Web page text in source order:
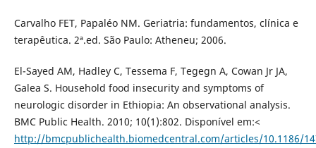
Carvalho FET, Papaléo NM. Geriatria: fundamentos, clínica e
terapêutica. 2ª.ed. São Paulo: Atheneu; 2006.
El-Sayed AM, Hadley C, Tessema F, Tegegn A, Cowan Jr JA,
Galea S. Household food insecurity and symptoms of
neurologic disorder in Ethiopia: An observational analysis.
BMC Public Health. 2010; 10(1):802. Disponível em:<
http://bmcpublichealth.biomedcentral.com/articles/10.1186/